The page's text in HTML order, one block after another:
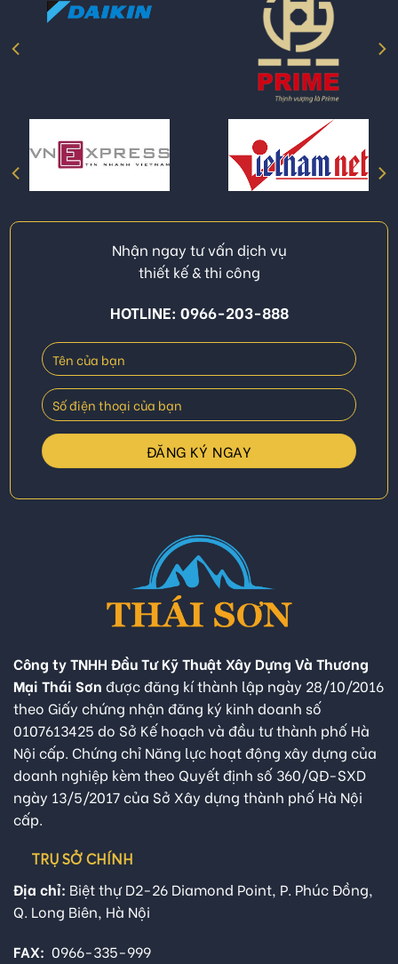
Nhận ngay tư vấn dịch vụ
thiết kế & thi công
HOTLINE: 0966-203-888
Công ty TNHH Đầu Tư Kỹ Thuật Xây Dựng Và Thương
Mại Thái Sơn được đăng kí thành lập ngày 28/10/2016
theo Giấy chứng nhận đăng ký kinh doanh số
0107613425 do Sở Kế hoạch và đầu tư thành phố Hà
Nội cấp. Chứng chỉ Năng lực hoạt động xây dựng của
doanh nghiệp kèm theo Quyết định số 360/QĐ-SXD
ngày 13/5/2017 của Sở Xây dựng thành phố Hà Nội
cấp.
TRỤ SỞ CHÍNH
Địa chỉ: Biệt thự D2-26 Diamond Point, P. Phúc Đồng,
Q. Long Biên, Hà Nội
FAX: 0966-335-999